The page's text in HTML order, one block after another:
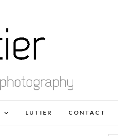
LUTIER CONTACT